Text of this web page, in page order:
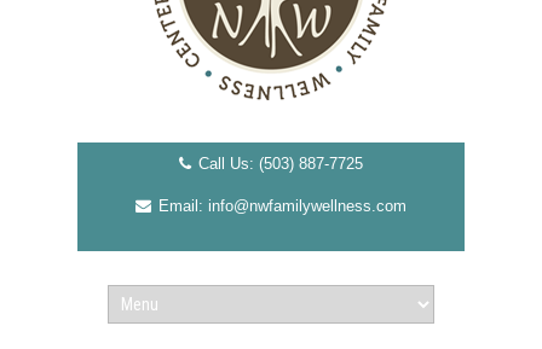
Call Us: (503) 887-7725
Email: info@nwfamilywellness.com